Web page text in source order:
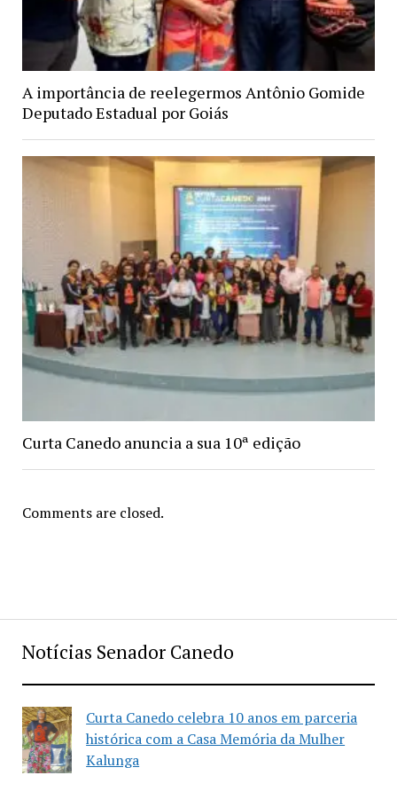
Notícias Senador Canedo
Curta Canedo celebra 10 anos em parceria
histórica com a Casa Memória da Mulher
Kalunga
A importância de reelegermos Antônio Gomide
Deputado Estadual por Goiás
Curta Canedo anuncia a sua 10ª edição
Comments are closed.